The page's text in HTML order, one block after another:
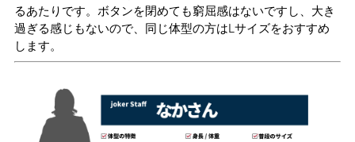
るあたりです。ボタンを閉めても窮屈感はないですし、大き
過ぎる感じもないので、同じ体型の方はLサイズをおすすめ
します。